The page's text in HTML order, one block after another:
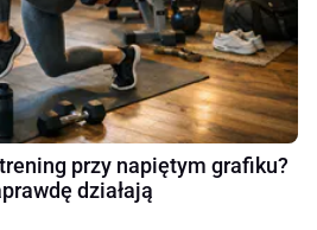
przy napiętym grafiku?
działają